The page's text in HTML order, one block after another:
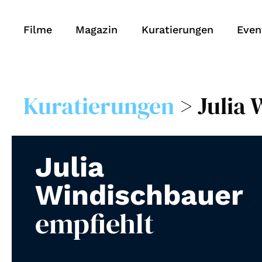
Filme Magazin Kuratierungen
Kuratierungen > Julia
Julia
Windischbauer
empfiehlt